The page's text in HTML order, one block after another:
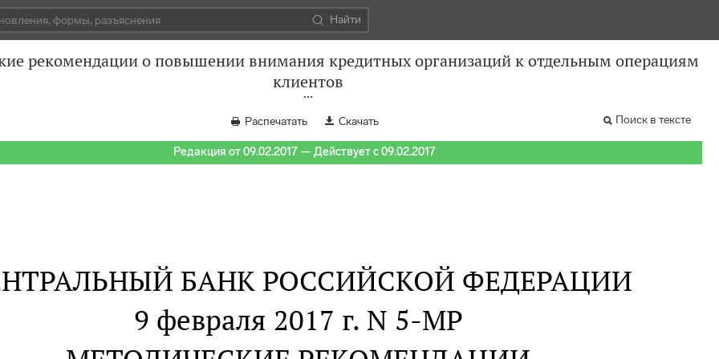
Найти
рекомендации о повышении внимания кредитных организаций к отдельным операциям
клиентов
Распечатать Скачать Поиск в тексте
Редакция от 09.02.2017 — Действует с 09.02.2017
БАНК РОССИЙСКОЙ ФЕДЕРАЦИИ
9 февраля 2017 г. N 5-МР